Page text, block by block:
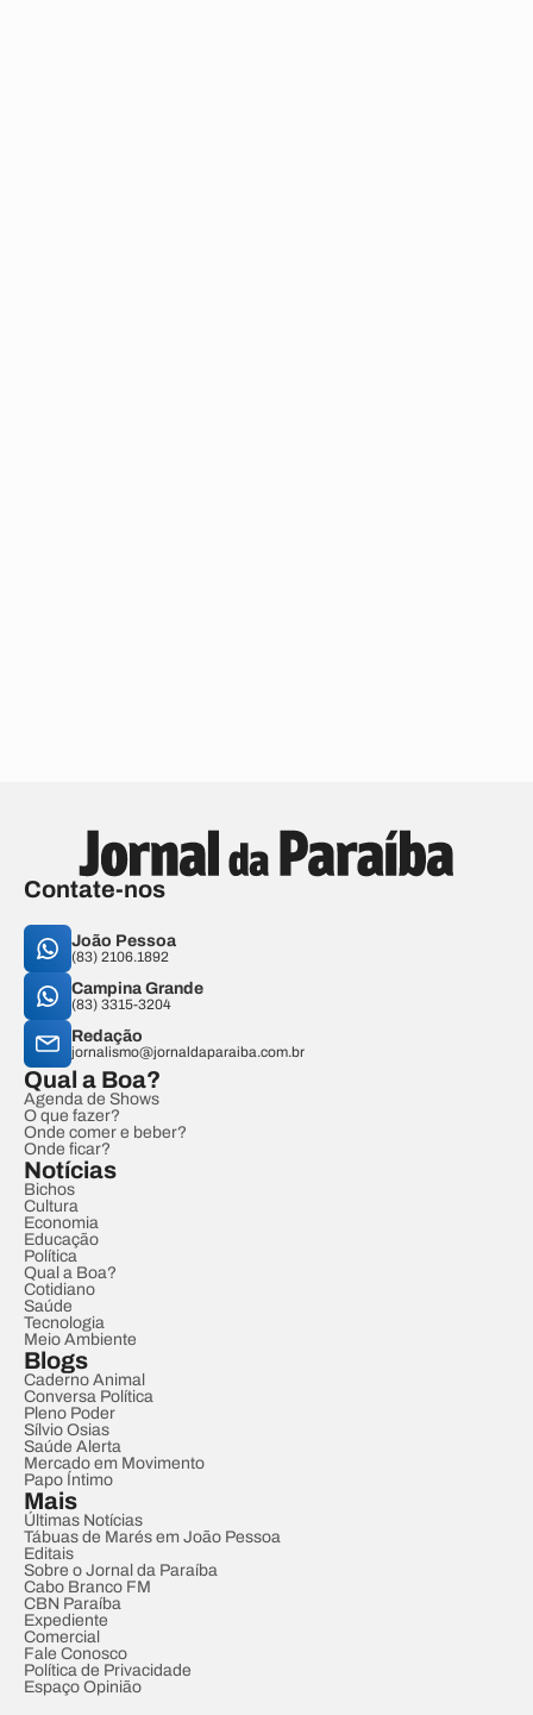
Contate-nos
João Pessoa
(83) 2106.1892
Campina Grande
(83) 3315-3204
Redação
jornalismo@jornaldaparaiba.com.br
Qual a Boa?
Agenda de Shows
O que fazer?
Onde comer e beber?
Onde ficar?
Notícias
Bichos
Cultura
Economia
Educação
Política
Qual a Boa?
Cotidiano
Saúde
Tecnologia
Meio Ambiente
Blogs
Caderno Animal
Conversa Política
Pleno Poder
Sílvio Osias
Saúde Alerta
Mercado em Movimento
Papo Íntimo
Mais
Últimas Notícias
Tábuas de Marés em João Pessoa
Editais
Sobre o Jornal da Paraíba
Cabo Branco FM
CBN Paraíba
Expediente
Comercial
Fale Conosco
Política de Privacidade
Espaço Opinião